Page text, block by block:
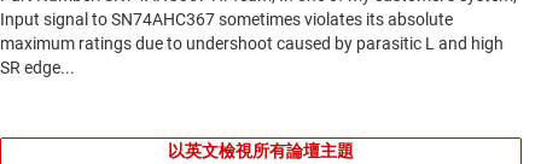
以英文檢視所有論壇主題